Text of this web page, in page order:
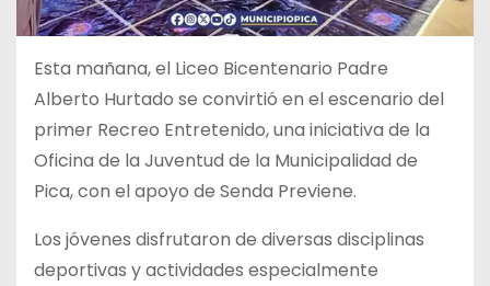
Esta mañana, el Liceo Bicentenario Padre
Alberto Hurtado se convirtió en el escenario del
primer Recreo Entretenido, una iniciativa de la
Oficina de la Juventud de la Municipalidad de
Pica, con el apoyo de Senda Previene.
Los jóvenes disfrutaron de diversas disciplinas
deportivas y actividades especialmente